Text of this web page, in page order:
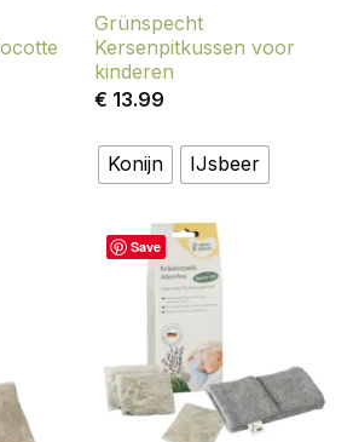
Grünspecht
Kersenpitkussen voor
kinderen
€ 13.99
Konijn IJsbeer
Save